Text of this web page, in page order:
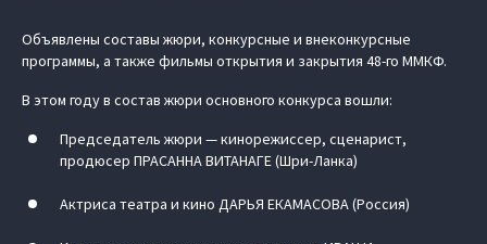
Объявлены составы жюри, конкурсные и внеконкурсные
программы, а также фильмы открытия и закрытия 48-го ММКФ.
В этом году в состав жюри основного конкурса вошли:
Председатель жюри — кинорежиссер, сценарист,
продюсер ПРАСАННА ВИТАНАГЕ (Шри-Ланка)
Актриса театра и кино ДАРЬЯ ЕКАМАСОВА (Россия)